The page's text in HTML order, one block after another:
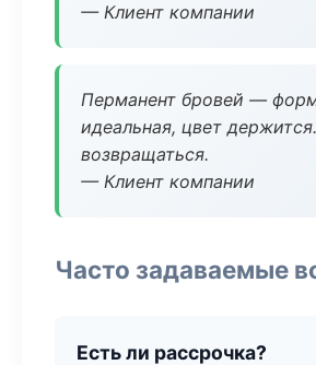
— Клиент компании
Перманент бровей —
идеальная, цвет
возвращаться.
— Клиент компании
Часто задаваемые
Есть ли рассрочка?